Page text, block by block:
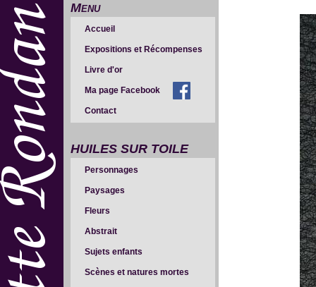
Menu
Accueil
Expositions et Récompenses
Livre d'or
Ma page Facebook
Contact
HUILES SUR TOILE
Personnages
Paysages
Fleurs
Abstrait
Sujets enfants
Scènes et natures mortes